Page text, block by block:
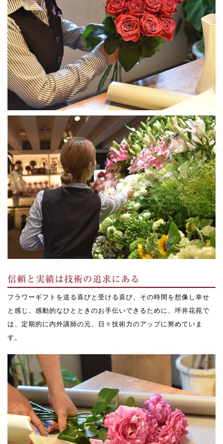
信頼と実績は技術の追求にある
フラワーギフトを送る喜びと受ける喜び、その時間を想像し幸せ
と感じ、感動的なひとときのお手伝いできるために、坪井花苑で
は、定期的に内外講師の元、日々技術力のアップに努めていま
す。